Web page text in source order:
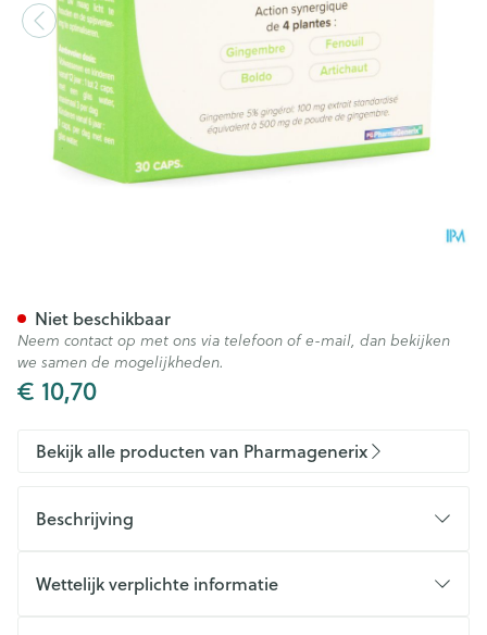
€ 10,70
Niet beschikbaar
Neem contact op met ons via telefoon of e-mail, dan bekijken
we samen de mogelijkheden.
Bekijk alle producten van Pharmagenerix
Beschrijving
Wettelijk verplichte informatie